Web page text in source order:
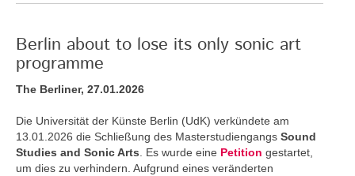
Berlin about to lose its only sonic art
programme
The Berliner, 27.01.2026
Die Universität der Künste Berlin (UdK) verkündete am
13.01.2026 die Schließung des Masterstudiengangs Sound
Studies and Sonic Arts . Es wurde eine Petition gestartet,
um dies zu verhindern. Aufgrund eines veränderten